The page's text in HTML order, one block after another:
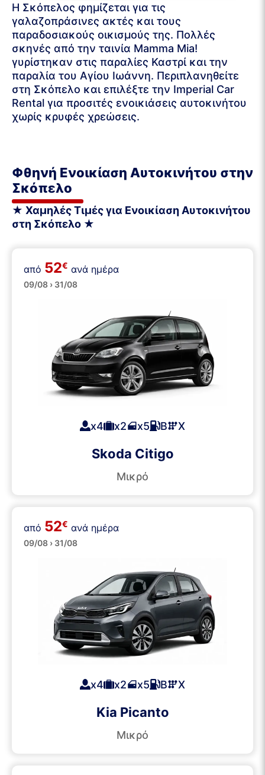
Η Σκόπελος φημίζεται για τις
γαλαζοπράσινες ακτές και τους
παραδοσιακούς οικισμούς της. Πολλές
σκηνές από την ταινία Mamma Mia!
γυρίστηκαν στις παραλίες Καστρί και την
παραλία του Αγίου Ιωάννη. Περιπλανηθείτε
στη Σκόπελο και επιλέξτε την Imperial Car
Rental για προσιτές ενοικιάσεις αυτοκινήτου
χωρίς κρυφές χρεώσεις.
Φθηνή Ενοικίαση Αυτοκινήτου στην
Σκόπελο
★ Χαμηλές Τιμές για Ενοικίαση Αυτοκινήτου
στη Σκόπελο ★
Μικρά
από 52€ ανά ημέρα
09/08 › 31/08
x4 x2 x5 Β Χ
Skoda Citigo
Μικρό
Μικρά
από 52€ ανά ημέρα
09/08 › 31/08
x4 x2 x5 Β Χ
Kia Picanto
Μικρό